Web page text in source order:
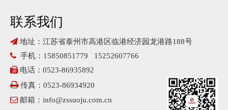
联系我们
 地址：江苏省泰州市高港区临港经济园龙港路188号
 手机：15850851779 15252607766
 电话：0523-86935892
传真：0523-86934920
 邮箱： info@zssuoju.com.cn